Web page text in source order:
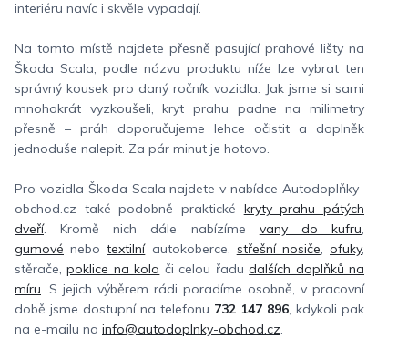
interiéru navíc i skvěle vypadají.
Na tomto místě najdete přesně pasující prahové lišty na
Škoda Scala, podle názvu produktu níže lze vybrat ten
správný kousek pro daný ročník vozidla. Jak jsme si sami
mnohokrát vyzkoušeli, kryt prahu padne na milimetry
přesně – práh doporučujeme lehce očistit a doplněk
jednoduše nalepit. Za pár minut je hotovo.
Pro vozidla Škoda Scala najdete v nabídce Autodoplňky-
obchod.cz také podobně praktické kryty prahu pátých
dveří. Kromě nich dále nabízíme vany do kufru,
gumové nebotextilníautokoberce, střešní nosiče,ofuky,
stěrače,poklice na kola či celou řadudalších doplňků na
míru. S jejich výběrem rádi poradíme osobně, v pracovní
době jsme dostupní na telefonu 732 147 896, kdykoli pak
na e-mailu na info@autodoplnky-obchod.cz.